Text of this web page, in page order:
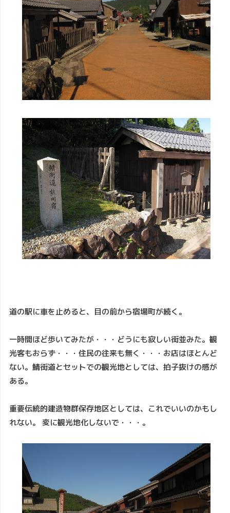
道の駅に車を止めると、目の前から宿場町が続く。
一時間ほど歩いてみたが・・・どうにも寂しい街並みた。観
光客もおらず・・・住民の往来も無く・・・お店はほとんど
ない。鯖街道とセットでの観光地としては、拍子抜けの感が
ある。
重要伝統的建造物群保存地区としては、これでいいのかもし
れない。 変に観光地化しないで・・・。